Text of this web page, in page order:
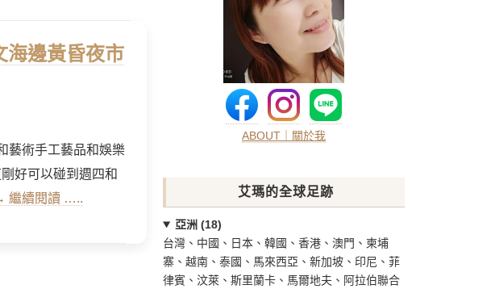
海邊黃昏夜市
藝術手工藝品和娛樂
好可以碰到週四和
繼續閱讀 …..
ABOUT｜關於我
艾瑪的全球足跡
亞洲 (18)
台灣、中國、日本、韓國、香港、澳門、柬埔
寨、越南、泰國、馬來西亞、新加坡、印尼、菲
律賓、汶萊、斯里蘭卡、馬爾地夫、阿拉伯聯合